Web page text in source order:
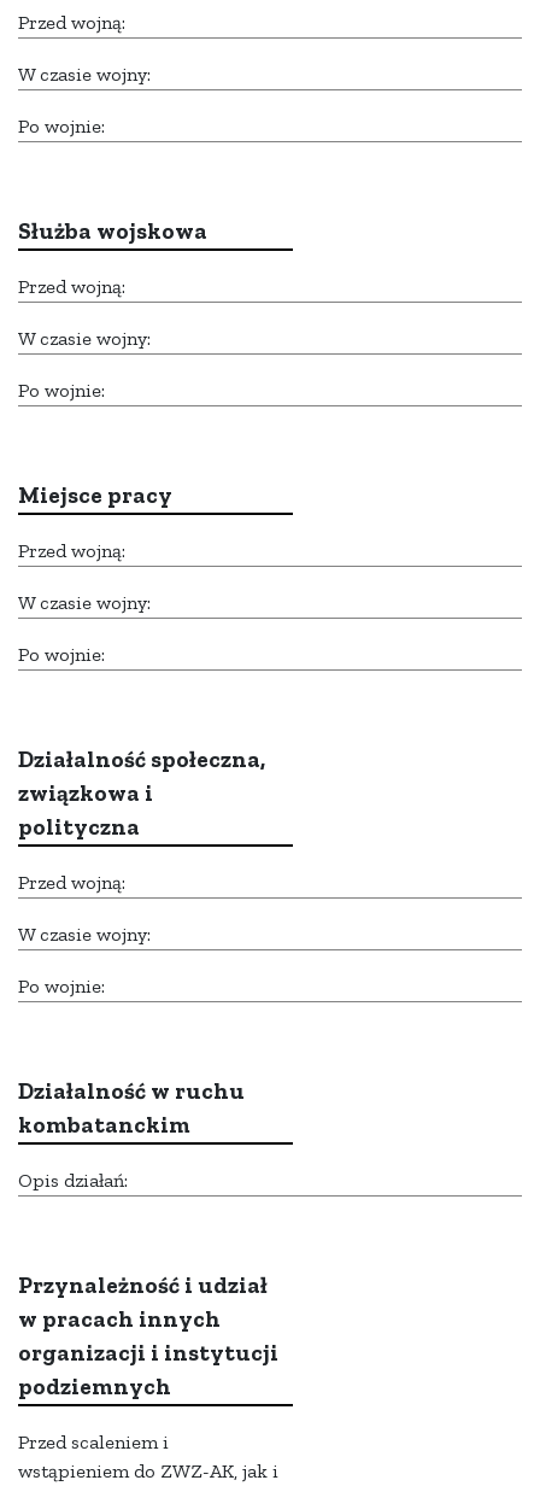
Przed wojną:
W czasie wojny:
Po wojnie:
Służba wojskowa
Przed wojną:
W czasie wojny:
Po wojnie:
Miejsce pracy
Przed wojną:
W czasie wojny:
Po wojnie:
Działalność społeczna,
związkowa i
polityczna
Przed wojną:
W czasie wojny:
Po wojnie:
Działalność w ruchu
kombatanckim
Opis działań:
Przynależność i udział
w pracach innych
organizacji i instytucji
podziemnych
Przed scaleniem i
wstąpieniem do ZWZ-AK, jak i